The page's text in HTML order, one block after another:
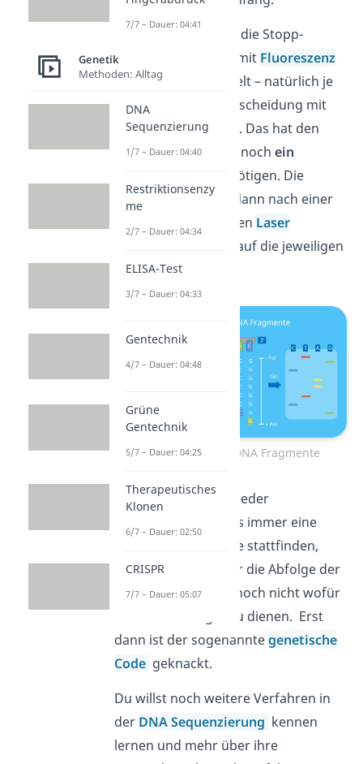
Mittlerweile werden die Stopp-
Bausteine übrigens mit Fluoreszenz
farbstoffen
gekoppelt – natürlich je
nach Base zur Unterscheidung mit
einer anderen Farbe. Das hat den
Vorteil, dass wir nur noch ein
Reaktionsgefäß benötigen. Die
Farben können wir dann nach einer
Anregung durch einen Laser
beobachten und so auf die jeweiligen
Basen schließen.
Auswertung der DNA Fragmente
Beachte aber: Nach jeder
Sequenzierung muss immer eine
DNA Sequenzanalyse stattfinden,
denn wir kennen nur die Abfolge der
Basen, wissen aber noch nicht wofür
die Abschnitte genau dienen. Erst
dann ist der sogenanntegenetische
Code geknackt.
Du willst noch weitere Verfahren in
der DNA Sequenzierung kennen
lernen und mehr über ihre
7/7 – Dauer: 04:41
Genetik
Methoden: Alltag
DNA
Sequenzierung
1/7 – Dauer: 04:40
Restriktionsenzy
me
2/7 – Dauer: 04:34
ELISA-Test
3/7 – Dauer: 04:33
Gentechnik
4/7 – Dauer: 04:48
Grüne
Gentechnik
5/7 – Dauer: 04:25
Therapeutisches
Klonen
6/7 – Dauer: 02:50
CRISPR
7/7 – Dauer: 05:07